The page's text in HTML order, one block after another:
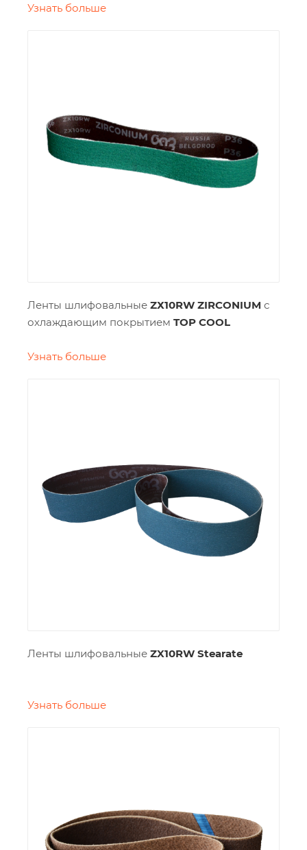
Узнать больше
Ленты шлифовальные ZХ10RW ZIRCONIUM с
охлаждающим покрытием TOP COOL
Узнать больше
Ленты шлифовальные ZX10RW Stearate
Узнать больше